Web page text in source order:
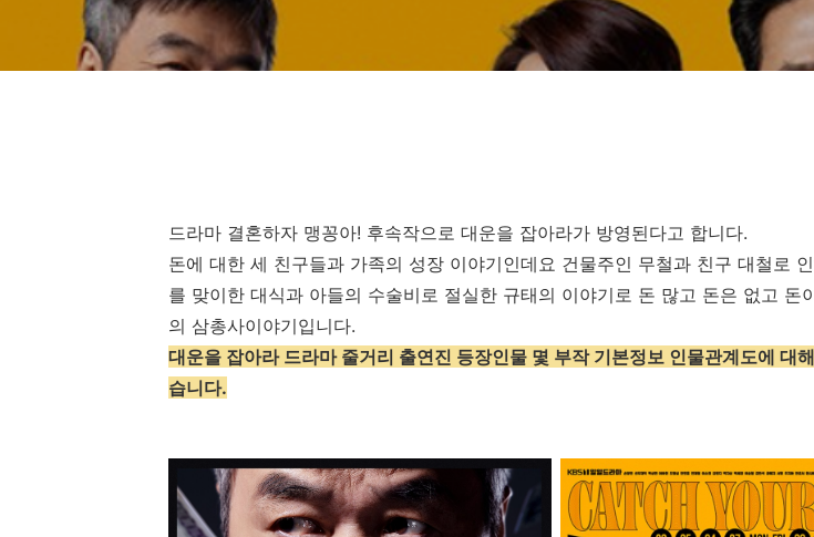
드라마 결혼하자 맹꽁아! 후속작으로 대운을 잡아라가 방영된다고 합니다.
돈에 대한 세 친구들과 가족의 성장 이야기인데요 건물주인 무철과 친구 대철로
를 맞이한 대식과 아들의 수술비로 절실한 규태의 이야기로 돈 많고 돈은 없고 돈
의 삼총사이야기입니다.
대운을 잡아라 드라마 줄거리 출연진 등장인물 몇 부작 기본정보 인물관계도에 대
습니다.